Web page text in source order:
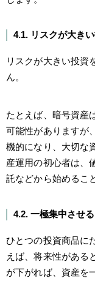
4.1. リスクが大き
リスクが大きい投資
ん。
たとえば、暗号資産
可能性がありますが
機的になり、大切な
産運用の初心者は、
託などから始めるこ
4.2. 一極集中させる
ひとつの投資商品に
えば、将来性がある
が下がれば、資産を